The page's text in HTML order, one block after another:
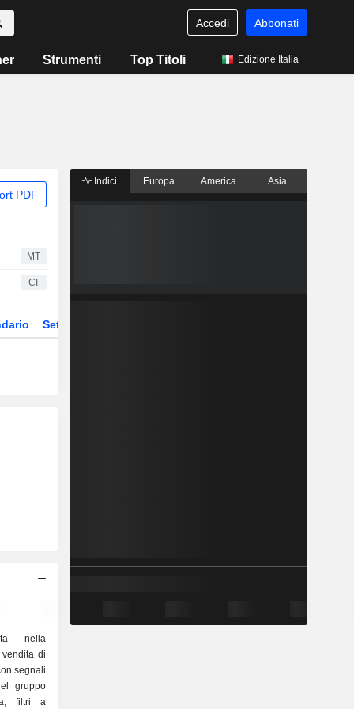
Accedi Abbonati
Strumenti Top Titoli Edizione Italia
PDF
MT
CI
Settore
nella
di
segnali
gruppo
filtri a
Indici Europa America Asia